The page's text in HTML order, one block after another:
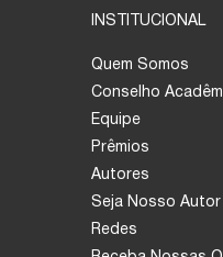
INSTITUCIONAL
Quem Somos
Conselho
Equipe
Prêmios
Autores
Seja Nosso Autor
Redes